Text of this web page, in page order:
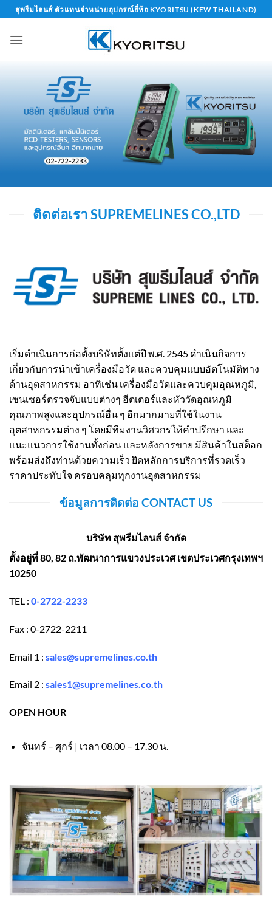
Skip
to
content
สุพรีมไลนส์ ตัวแทนจำหน่ายอุปกรณ์ยี่ห้อ KYORITSU (KEW THAILAND)
ติดต่อเรา SUPREMELINES CO.,LTD
เริ่มดำเนินการก่อตั้งบริษัทตั้งแต่ปี พ.ศ. 2545 ดำเนินกิจการ
เกี่ยวกับการนำเข้าเครื่องมือวัด และควบคุมแบบอัตโนมัติทาง
ด้านอุตสาหกรรม อาทิเช่น เครื่องมือวัดและควบคุมอุณหภูมิ,
เซนเซอร์ตรวจจับแบบต่างๆ ฮีตเตอร์และหัววัดอุณหภูมิ
คุณภาพสูงและอุปกรณ์อื่น ๆ อีกมากมายที่ใช้ในงาน
อุตสาหกรรมต่าง ๆ โดยมีทีมงานวิศวกรให้คำปรึกษา และ
แนะแนวการใช้งานทั้งก่อน และหลังการขาย มีสินค้าในสต็อก
พร้อมส่งถึงท่านด้วยความเร็ว ยึดหลักการบริการที่รวดเร็ว
ราคาประทับใจ ครอบคลุมทุกงานอุตสาหกรรม
ข้อมูลการติดต่อ CONTACT US
บริษัท สุพรีมไลนส์ จำกัด
ตั้งอยู่ที่ 80, 82 ถ.พัฒนาการแขวงประเวศ เขตประเวศกรุงเทพฯ
10250
TEL : 0-2722-2233
Fax : 0-2722-2211
Email 1 : sales@supremelines.co.th
Email 2 : sales1@supremelines.co.th
OPEN HOUR
จันทร์ – ศุกร์ | เวลา 08.00 – 17.30 น.